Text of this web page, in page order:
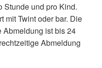
Stunde und pro Kind.
mit Twint oder bar. Die
ist bis 24
Abmeldung